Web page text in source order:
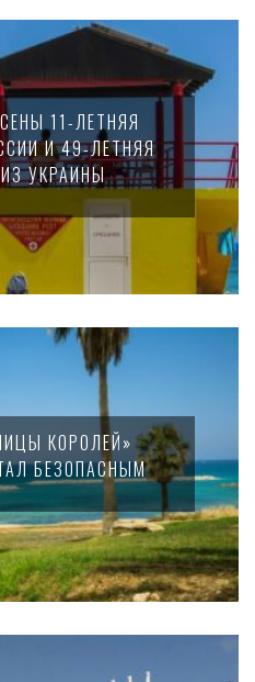
11-ЛЕТНЯЯ
И 49-ЛЕТНЯЯ
УКРАИНЫ
КОРОЛЕЙ»
БЕЗОПАСНЫМ